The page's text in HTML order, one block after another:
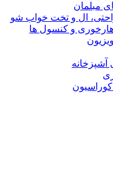
مبلمان
ال و تخت خواب شو
و کنسول ها
آشپزخانه